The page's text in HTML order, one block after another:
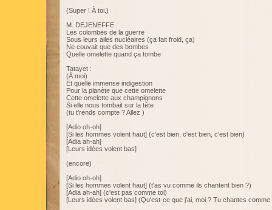
(Super ! À toi.)
M. DEJENEFFE :
Les colombes de la guerre
Sous leurs ailes nucléaires (ça fait froid, ça)
Ne couvait que des bombes
Quelle omelette quand ça tombe
Tatayet :
(À moi)
Et quelle immense indigestion
Pour la planète que cette omelette
Cette omelette aux champignons
Si elle nous tombait sur la tête
(tu t'rends compte ? Allez )
[Adio oh-oh]
[Si les hommes volent haut] (c'est bien, c'est bien, c'est bien)
[Adia ah-ah]
[Leurs idées volent bas]
(encore)
[Adio oh-oh]
[Si les hommes volent haut] (t'as vu comme ils chantent bien ?)
[Adia ah-ah] (c'est pas comme toi)
[Leurs idées volent bas] (Qu'est-ce que j'ai, moi ? Tu chantes